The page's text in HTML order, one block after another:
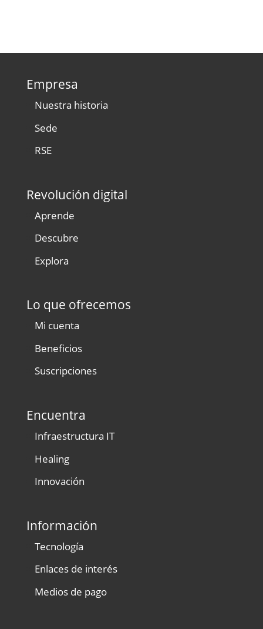
Empresa
Nuestra historia
Sede
RSE
Revolución digital
Aprende
Descubre
Explora
Lo que ofrecemos
Mi cuenta
Beneficios
Suscripciones
Encuentra
Infraestructura IT
Healing
Innovación
Información
Tecnología
Enlaces de interés
Medios de pago